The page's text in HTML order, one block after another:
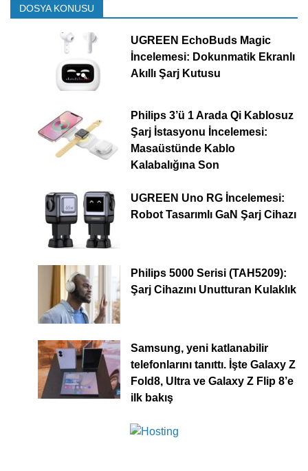
DOSYA KONUSU
UGREEN EchoBuds Magic
İncelemesi: Dokunmatik Ekranlı
Akıllı Şarj Kutusu
Philips 3’ü 1 Arada Qi Kablosuz
Şarj İstasyonu İncelemesi:
Masaüstünde Kablo
Kalabalığına Son
UGREEN Uno RG İncelemesi:
Robot Tasarımlı GaN Şarj Cihazı
Philips 5000 Serisi (TAH5209):
Şarj Cihazını Unutturan Kulaklık
Samsung, yeni katlanabilir
telefonlarını tanıttı. İşte Galaxy Z
Fold8, Ultra ve Galaxy Z Flip 8’e
ilk bakış